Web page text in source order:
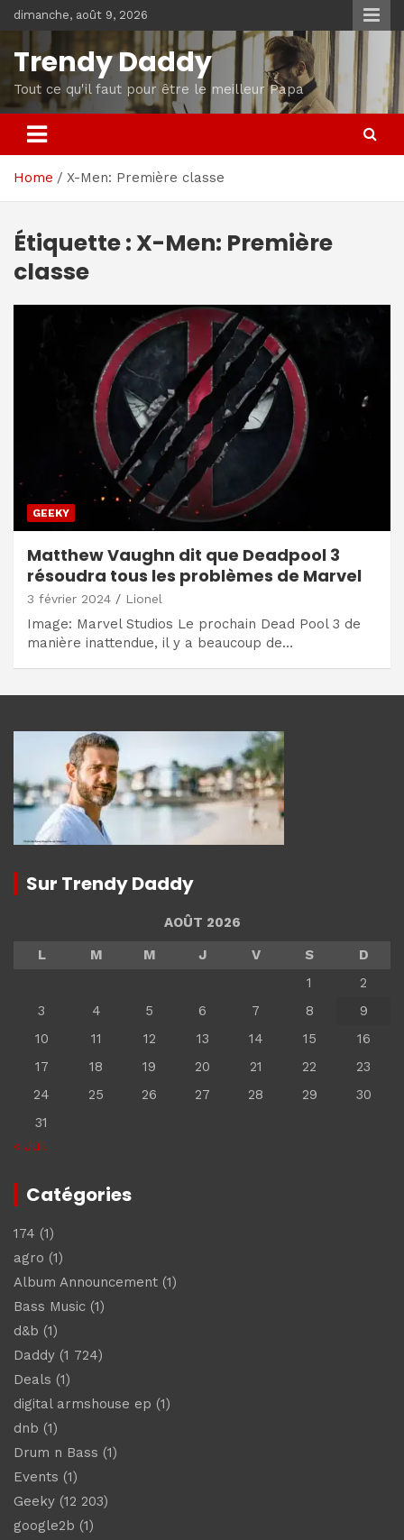
Skip
to
content
dimanche, août 9, 2026
Trendy Daddy
Tout ce qu'il faut pour être le meilleur Papa
Home X-Men: Première classe
Étiquette :X-Men: Première
classe
GEEKY
Matthew Vaughn dit que Deadpool 3
résoudra tous les problèmes de Marvel
3 février 2024 Lionel
Image: Marvel Studios Le prochain Dead Pool 3 de
manière inattendue, il y a beaucoup de…
Sur Trendy Daddy
AOÛT 2026
L
M M J V S
D
1
2
3
4 5 6 7 8
9
10
11 12 13 14 15
16
17
18 19 20 21 22
23
24
25 26 27 28 29
30
31
« Juil
Catégories
174 (1)
agro (1)
Album Announcement (1)
Bass Music (1)
d&b (1)
Daddy (1 724)
Deals (1)
digital armshouse ep (1)
dnb (1)
Drum n Bass (1)
Events (1)
Geeky (12 203)
google2b (1)